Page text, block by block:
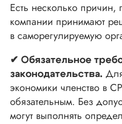
Есть несколько причин,
компании принимают
в саморегулируемую
✔ Обязательное
законодательства.
экономики членство в
обязательным. Без
могут выполнять